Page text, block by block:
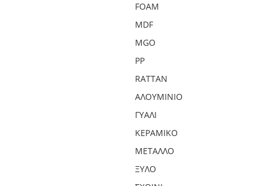
FOAM
MDF
MGO
PP
RATTAN
ΑΛΟΥΜΊΝΙΟ
ΓΥΑΛΊ
ΚΕΡΑΜΙΚΌ
ΜΈΤΑΛΛΟ
ΞΎΛΟ